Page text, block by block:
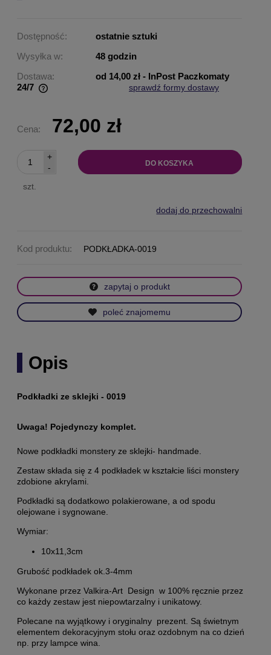
Dostępność:
ostatnie sztuki
Wysyłka w:
48 godzin
Dostawa:
od 14,00 zł - InPost Paczkomaty
24/7
sprawdź formy dostawy
Cena: 72,00 zł
-
+
szt.
DO KOSZYKA
dodaj do przechowalni
Kod produktu: PODKŁADKA-0019
zapytaj o produkt
poleć znajomemu
Opis
Podkładki ze sklejki - 0019
Uwaga! Pojedynczy komplet.
Nowe podkładki monstery ze sklejki- handmade.
Zestaw składa się z 4 podkładek w kształcie liści monstery
zdobione akrylami.
Podkładki są dodatkowo polakierowane, a od spodu
olejowane i sygnowane.
Wymiar:
10x11,3cm
Grubość podkładek ok.3-4mm
Wykonane przez Valkira-Art Design w 100% ręcznie przez
co każdy zestaw jest niepowtarzalny i unikatowy.
Polecane na wyjątkowy i oryginalny prezent. Są świetnym
elementem dekoracyjnym stołu oraz ozdobnym na co dzień
np. przy lampce wina.